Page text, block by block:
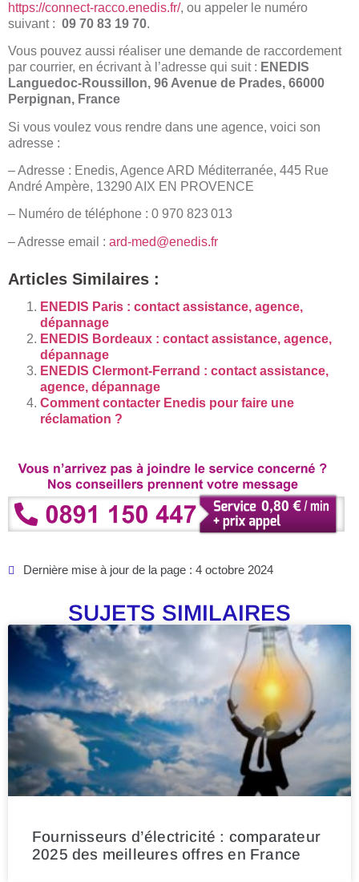
https://connect-racco.enedis.fr/, ou appeler le numéro
suivant : 09 70 83 19 70.
Vous pouvez aussi réaliser une demande de raccordement
par courrier, en écrivant à l’adresse qui suit : ENEDIS
Languedoc-Roussillon, 96 Avenue de Prades, 66000
Perpignan, France
Si vous voulez vous rendre dans une agence, voici son
adresse :
– Adresse : Enedis, Agence ARD Méditerranée, 445 Rue
André Ampère, 13290 AIX EN PROVENCE
– Numéro de téléphone : 0 970 823 013
– Adresse email : ard-med@enedis.fr
Articles Similaires :
ENEDIS Paris : contact assistance, agence,
dépannage
ENEDIS Bordeaux : contact assistance, agence,
dépannage
ENEDIS Clermont-Ferrand : contact assistance,
agence, dépannage
Comment contacter Enedis pour faire une
réclamation ?
Dernière mise à jour de la page : 4 octobre 2024
SUJETS SIMILAIRES
Fournisseurs d’électricité : comparateur
2025 des meilleures offres en France